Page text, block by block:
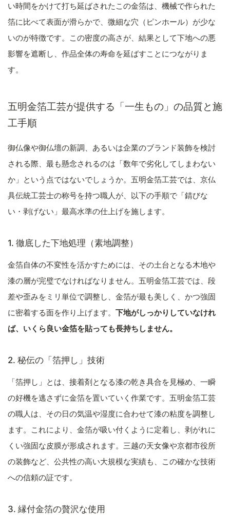
い時間をかけて打ち延ばされたこの金箔は、機械で作られた
箔に比べて表面が滑らかで、微細な穴（ピンホール）が少な
いのが特徴です。この密度の高さが、結果として下地への悪
影響を遮断し、作品全体の寿命を延ばすことにつながりま
す。
五明金箔工芸が提供する「一生もの」の品質と施
工手順
御仏像や御仏壇の新調、あるいは企業のブランド装飾を検討
される際、最も懸念されるのは「数年で劣化してしまわない
か」という点ではないでしょうか。五明金箔工芸では、京仏
具伝統工芸士の称号を持つ職人が、以下の手順で「錆びな
い・剥げない」最高水準の仕上げを施します。
1. 徹底した下地処理（素地調整）
金箔自体の不変性を活かすためには、その土台となる木地や
漆の層が完璧でなければなりません。五明金箔工芸では、段
差や歪みをミリ単位で調整し、金箔が最も美しく、かつ強固
に密着する面を作り上げます。 下地がしっかりしていなけれ
ば、いくら良い金箔を貼っても長持ちしません。
2. 秘伝の「箔押し」技術
「箔押し」とは、接着剤となる漆の乾き具合を見極め、一瞬
の好機を逃さずに金箔を置いていく作業です。五明金箔工芸
の職人は、その日の気温や湿度に合わせて漆の粘度を調整し
ます。これにより、金箔が吸い付くように定着し、剥がれに
くい強固な皮膜が形成されます。三越の天女像や京都市役所
の装飾など、公共性の高い大規模な実績も、この確かな技術
への信頼の証です。
3. 縁付金箔の贅沢な使用